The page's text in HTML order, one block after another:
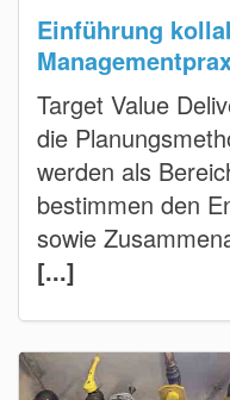
Einführung
Target Value
die
werden als
bestimmen den
sowie
[...]